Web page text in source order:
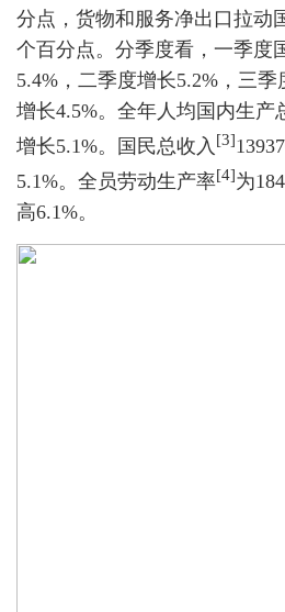
分点，货物和服务净出口拉动
个百分点。分季度看，一季度
5.4%，二季度增长5.2%，三
增长4.5%。全年人均国内生产
增长5.1%。国民总收入 [3]
5.1%。全员劳动生产率[4]为
高6.1%。